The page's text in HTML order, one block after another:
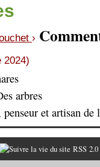
›
2024)
arbres
et artisan de
RSS 2.0